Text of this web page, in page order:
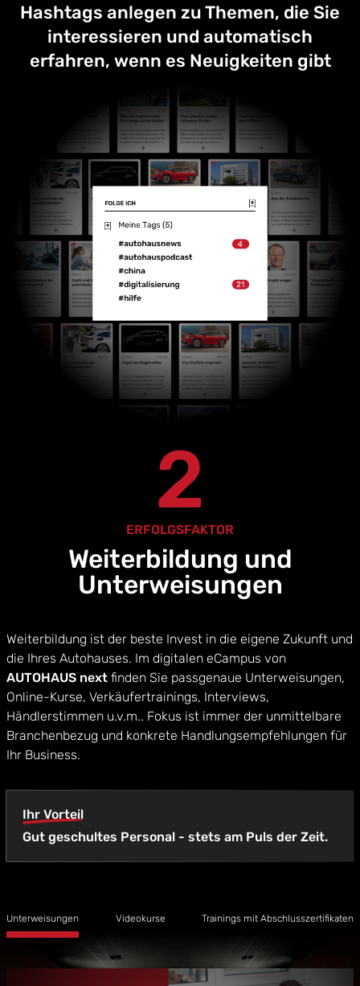
Hashtags anlegen zu Themen, die Sie
interessieren und automatisch
erfahren, wenn es Neuigkeiten gibt
2
ERFOLGSFAKTOR
Weiterbildung und
Unterweisungen
Weiterbildung ist der beste Invest in die eigene Zukunft und
die Ihres Autohauses. Im digitalen eCampus von
AUTOHAUS next finden Sie passgenaue Unterweisungen,
Online-Kurse, Verkäufertrainings, Interviews,
Händlerstimmen u.v.m.. Fokus ist immer der unmittelbare
Branchenbezug und konkrete Handlungsempfehlungen für
Ihr Business.
Ihr Vorteil
Gut geschultes Personal - stets am Puls der Zeit.
Unterweisungen Videokurse Trainings mit Abschlusszertifikaten